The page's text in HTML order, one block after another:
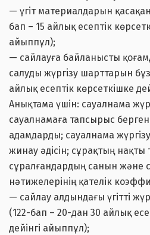
— үгіт материалдарын
бап – 15 айлық есептік
айыппұл);
— сайлауға байланысты
салуды жүргiзу шарттарын
айлық есептік көрсеткішке
Анықтама үшін: сауалнама
сауалнамаға тапсырыс
адамдарды; сауалнама
жинау әдісін; сұрақтың
сұралғандардың санын және
нәтижелерінің қателік
— сайлау алдындағы үгітті
(122-бап – 20-дан 30 айлық
дейінгі айыппұл);